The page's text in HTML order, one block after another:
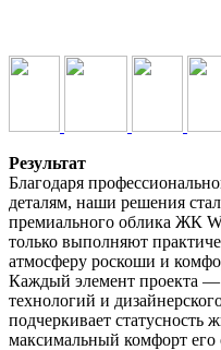
Результат
Благодаря
деталям, наши решения
премиального облика ЖК
только выполняют
атмосферу роскоши и
Каждый элемент проекта
технологий и
подчеркивает статусность
максимальный комфорт его